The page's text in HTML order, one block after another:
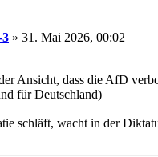
3 » 31. Mai 2026, 00:02
Ansicht, dass die AfD
für Deutschland)
schläft, wacht in der